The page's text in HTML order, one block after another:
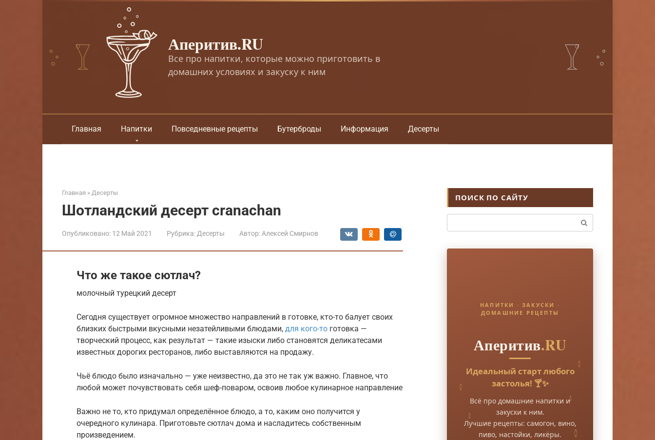
Аперитив.RU
Все про напитки, которые можно приготовить в
домашних условиях и закуску к ним
Главная Напитки Повседневные рецепты Бутерброды Информация Десерты
Главная » Десерты
Шотландский десерт cranachan
Опубликовано: 12 Май 2021 Рубрика: Десерты Автор: Алексей Смирнов
Что же такое сютлач?
молочный турецкий десерт
Сегодня существует огромное множество направлений в готовке, кто-то балует своих
близких быстрыми вкусными незатейливыми блюдами, для кого-то готовка —
творческий процесс, как результат — такие изыски либо становятся деликатесами
известных дорогих ресторанов, либо выставляются на продажу.
Чьё блюдо было изначально — уже неизвестно, да это не так уж важно. Главное, что
любой может почувствовать себя шеф-поваром, освоив любое кулинарное направление
Важно не то, кто придумал определённое блюдо, а то, каким оно получится у
очередного кулинара. Приготовьте сютлач дома и насладитесь собственным
произведением.
ПОИСК ПО САЙТУ
НАПИТКИ · ЗАКУСКИ ·
ДОМАШНИЕ РЕЦЕПТЫ
Аперитив.RU
Идеальный старт любого
застолья! 🍸✨
Всё про домашние напитки и
закуски к ним.
Лучшие рецепты: самогон, вино,
пиво, настойки, ликёры.